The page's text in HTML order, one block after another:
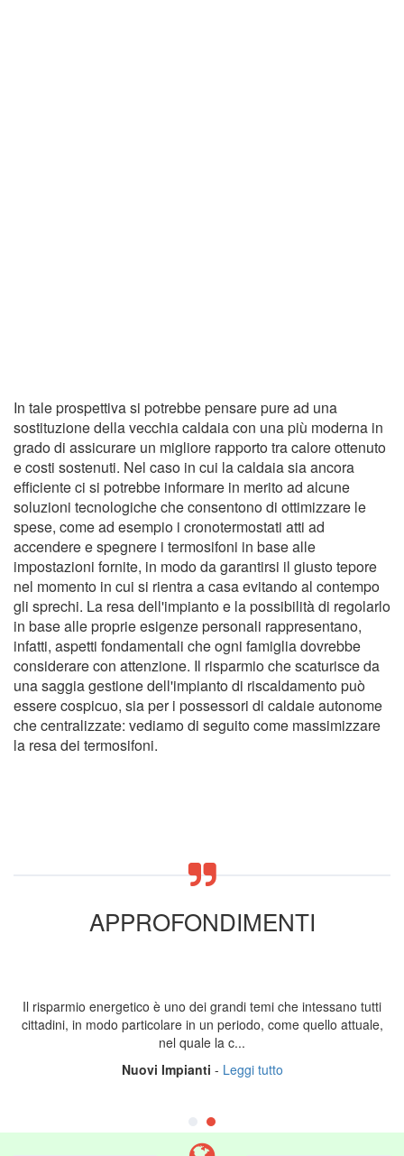
In tale prospettiva si potrebbe pensare pure ad una
sostituzione della vecchia caldaia con una più moderna in
grado di assicurare un migliore rapporto tra calore ottenuto
e costi sostenuti. Nel caso in cui la caldaia sia ancora
efficiente ci si potrebbe informare in merito ad alcune
soluzioni tecnologiche che consentono di ottimizzare le
spese, come ad esempio i cronotermostati atti ad
accendere e spegnere i termosifoni in base alle
impostazioni fornite, in modo da garantirsi il giusto tepore
nel momento in cui si rientra a casa evitando al contempo
gli sprechi. La resa dell'impianto e la possibilità di regolarlo
in base alle proprie esigenze personali rappresentano,
infatti, aspetti fondamentali che ogni famiglia dovrebbe
considerare con attenzione. Il risparmio che scaturisce da
una saggia gestione dell'impianto di riscaldamento può
essere cospicuo, sia per i possessori di caldaie autonome
che centralizzate: vediamo di seguito come massimizzare
la resa dei termosifoni.
APPROFONDIMENTI
Il risparmio energetico è uno dei grandi temi che intessano tutti
cittadini, in modo particolare in un periodo, come quello attuale,
nel quale la c...
Nuovi Impianti - Leggi tutto